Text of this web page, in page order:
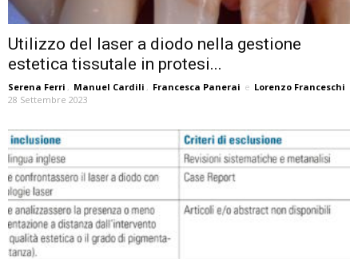
Utilizzo del laser a diodo nella gestione
estetica tissutale in protesi...
Serena Ferri , Manuel Cardili , Francesca Panerai e Lorenzo Franceschi
28 Settembre 2023